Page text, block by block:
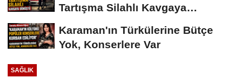
Tartışma Silahlı Kavgaya
Karaman'ın Türkülerine Bütçe
Yok, Konserlere Var
SAĞLIK